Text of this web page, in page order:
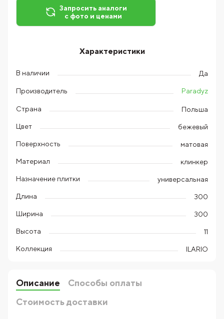
Запросить аналоги
с фото и ценами
Характеристики
В наличии Да
Производитель Paradyz
Страна Польша
Цвет бежевый
Поверхность матовая
Материал клинкер
Назначение плитки универсальная
Длина 300
Ширина 300
Высота 11
Коллекция ILARIO
Описание
Способы оплаты
Стоимость доставки